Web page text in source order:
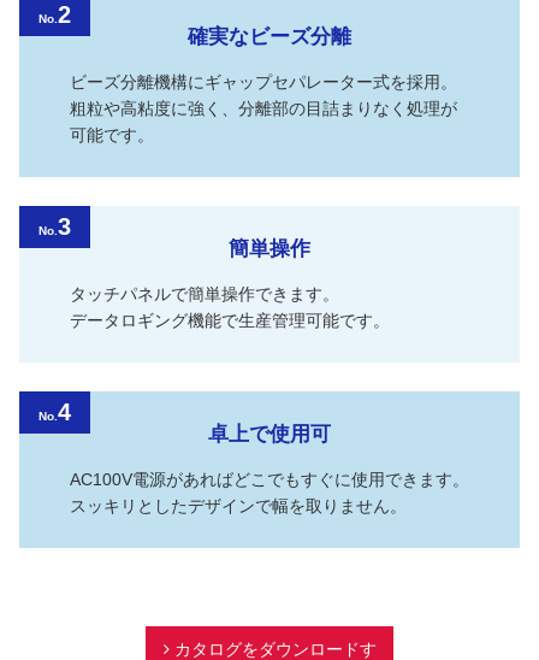
No. 2
確実なビーズ分離
ビーズ分離機構にギャップセパレーター式を採用。
粗粒や高粘度に強く、分離部の目詰まりなく処理が
可能です。
No. 3
簡単操作
タッチパネルで簡単操作できます。
データロギング機能で生産管理可能です。
No. 4
卓上で使用可
AC100V電源があればどこでもすぐに使用できます。
スッキリとしたデザインで幅を取りません。
カタログをダウンロードす